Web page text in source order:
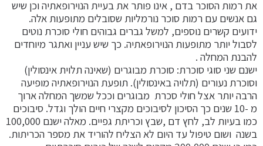
את רמות הסוכר בדם , אינו פותר את בעיית הנוירופאתיה וכן שיש
גם אנשים עם רמות סוכר נורמליות שסובלים מתופעות אלה.
ידועים קשרים נוספים, למשל גברים גבוהים חולי סוכרת נוטים
לסבול יותר מתופעות הנוירופאתיה. כך שיש עניין ואתגר מיוחדים
להבנת המחלה .
ישנם שני סוגי סוכרת: סוכרת מבוגרים (שאינה תלוית אינסולין)
וסוכרת נעורים (תלויה באינסולין). תופעת הנוירופאתיה מופיעה
הרבה יותר אצל חולי סכרת מבוגרים וככל שמשך המחלה ארוך
מ -10 שנים כך הסיכון לסיבוכים מקצרי חיים הולך וגדל. סיבוכים
כמו בעיות לב, לחץ דם ,שבץ וכריתת גפיים. מאלה ישנם 100,000
בשנה ושום טיפול עד היום לא הצליח להוריד את מספר הכריתות.